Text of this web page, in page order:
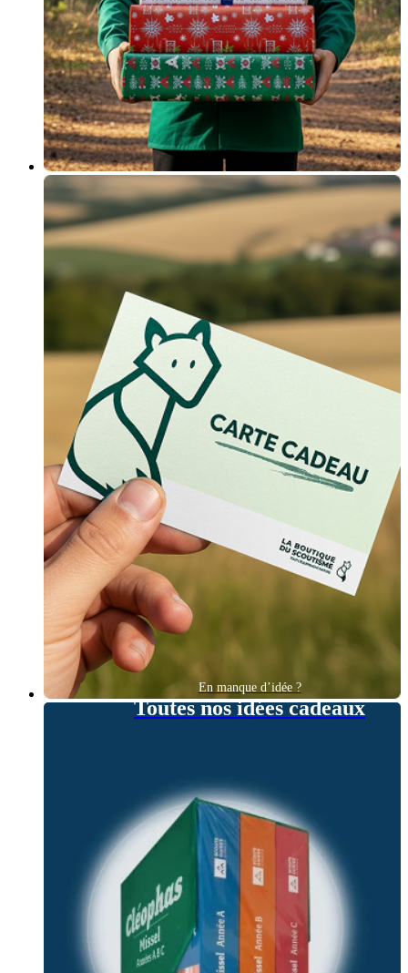
En manque d’idée ?
Toutes nos idées cadeaux